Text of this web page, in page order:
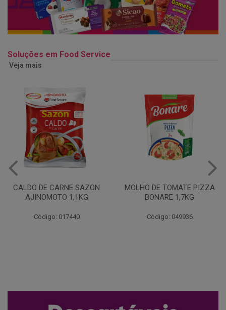
Soluções em Food Service
Veja mais
MOLHO DE TOMATE PIZZA
BONARE 1,7KG
Código: 049936
MARGARINA USO
PROFISSIONAL 80% CUKIN
Código: 062469